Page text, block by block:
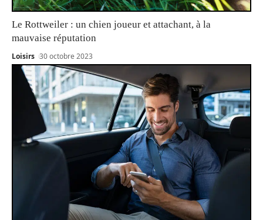
Le Rottweiler : un chien joueur et attachant, à la
mauvaise réputation
Loisirs 30 octobre 2023